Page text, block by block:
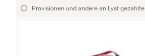
Provisionen und andere an Lyst